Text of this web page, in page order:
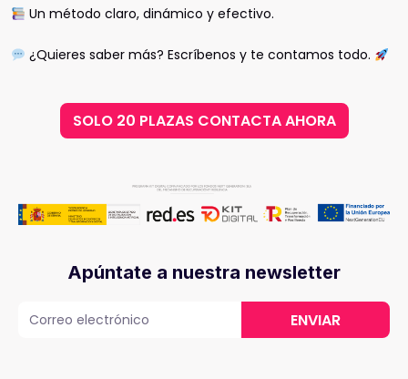
Un método claro, dinámico y efectivo.
¿Quieres saber más? Escríbenos y te contamos todo.
SOLO 20 PLAZAS CONTACTA AHORA
Apúntate a nuestra newsletter
ENVIAR